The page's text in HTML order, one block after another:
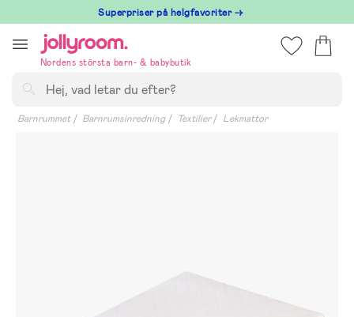
till
innehållet
Superpriser på helgfavoriter →
Nordens största barn- & babybutik
Barnrummet Barnrumsinredning Textilier Lekmattor